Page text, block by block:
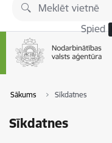
Pāriet uz lapas saturu
Spied
Sākums Sīkdatnes
Sīkdatnes